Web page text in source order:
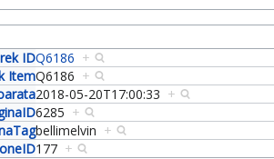
IDQ6186 +
ItemQ6186 +
2018-05-20T17:00:33 +
6285 +
bellimelvin +
177 +